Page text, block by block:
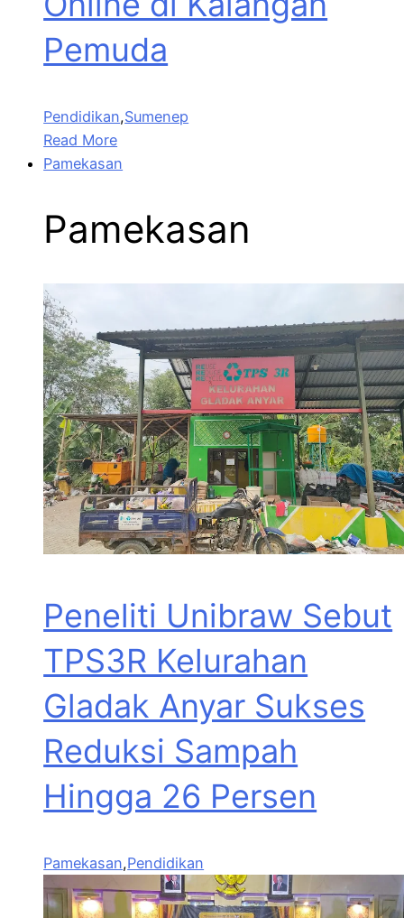
Pemuda
Pendidikan,Sumenep
Read More
Pamekasan
Pamekasan
Peneliti Unibraw Sebut
TPS3R Kelurahan
Gladak Anyar Sukses
Reduksi Sampah
Hingga 26 Persen
Pamekasan,Pendidikan